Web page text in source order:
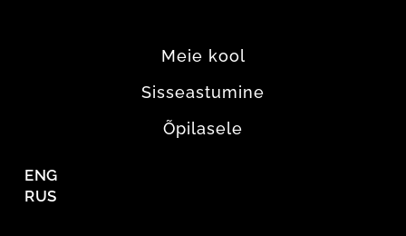
Meie kool
Sisseastumine
Õpilasele
ENG
RUS